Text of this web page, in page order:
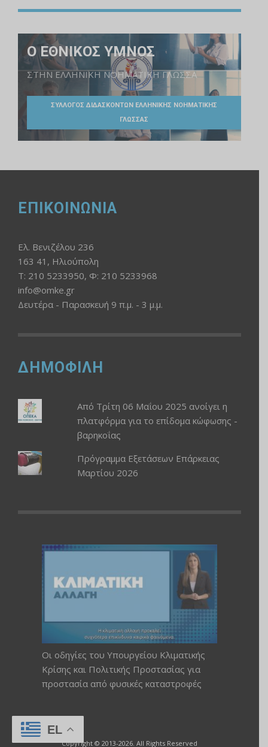
Ο ΕΘΝΙΚΟΣ ΥΜΝΟΣ
ΣΤΗΝ ΕΛΛΗΝΙΚΗ ΝΟΗΜΑΤΙΚΗ ΓΛΩΣΣΑ
ΣΥΛΛΟΓΟΣ ΔΙΔΑΣΚΟΝΤΩΝ ΕΛΛΗΝΙΚΗΣ ΝΟΗΜΑΤΙΚΗΣ
ΓΛΩΣΣΑΣ
ΕΠΙΚΟΙΝΩΝΙΑ
Ελ. Βενιζέλου 236
163 41, Ηλιούπολη
Τ: 210 5233950, Φ: 210 5233968
info@omke.gr
Δευτέρα - Παρασκευή 9 π.μ. - 3 μ.μ.
ΔΗΜΟΦΙΛΗ
Από Τρίτη 06 Μαΐου 2025 ανοίγει η
πλατφόρμα για το επίδομα κώφωσης -
βαρηκοΐας
Πρόγραμμα Εξετάσεων Επάρκειας
Μαρτίου 2026
Οι οδηγίες του Υπουργείου Κλιματικής
Κρίσης και Πολιτικής Προστασίας για
προστασία από φυσικές καταστροφές
Copyright © 2013-2026. All Rights Reserved
EL